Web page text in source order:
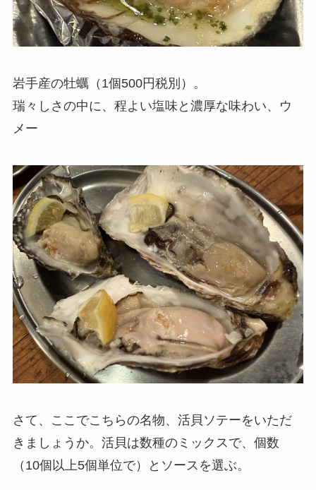
岩手産の牡蠣（1個500円税別）。
瑞々しさの中に、程よい塩味と濃厚な味わい、ウ
メー
さて、ここでこちらの名物、活貝ソテーをいただ
きましょうか。活貝は数種のミックスで、個数
（10個以上5個単位で）とソースを選ぶ。